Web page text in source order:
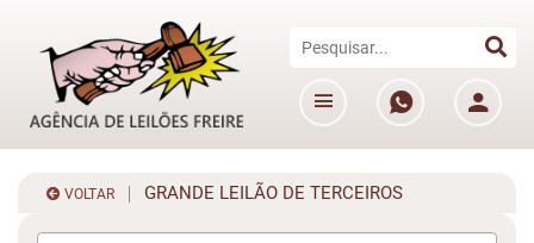
VOLTAR GRANDE LEILÃO DE TERCEIROS